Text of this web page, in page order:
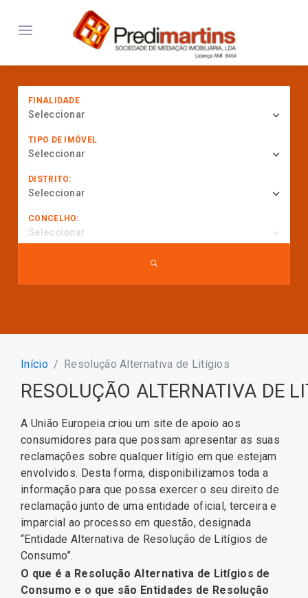
FINALIDADE
Seleccionar
TIPO DE IMÓVEL
Seleccionar
DISTRITO:
Seleccionar
CONCELHO:
Seleccionar
Início Resolução Alternativa de Litígios
RESOLUÇÃO ALTERNATIVA DE
A União Europeia criou um site de apoio aos
consumidores para que possam apresentar as suas
reclamações sobre qualquer litígio em que estejam
envolvidos. Desta forma, disponibilizamos toda a
informação para que possa exercer o seu direito de
reclamação junto de uma entidade oficial, terceira e
imparcial ao processo em questão, designada
“Entidade Alternativa de Resolução de Litígios de
Consumo”.
O que é a Resolução Alternativa de Litígios de
Consumo e o que são Entidades de Resolução